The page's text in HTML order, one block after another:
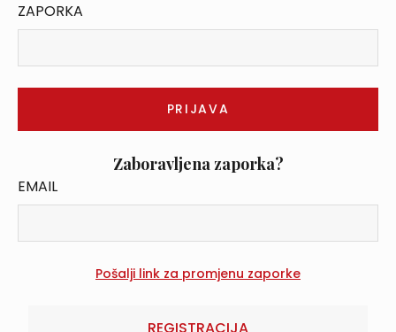
ZAPORKA
Zaboravljena zaporka?
EMAIL